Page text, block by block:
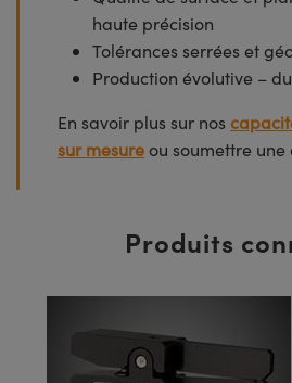
haute précision
Tolérances serrées et
Production évolutive –
En savoir plus sur nos
sur mesure ou soumettre
Produits